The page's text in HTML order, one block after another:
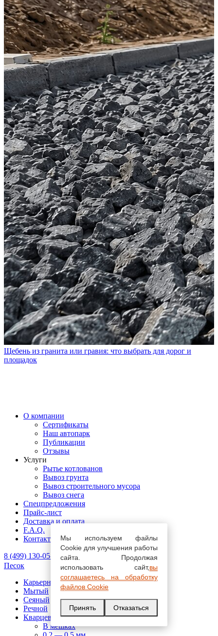
Щебень из гранита или гравия: что выбрать для дорог и
площадок
О компании
Сертификаты
Наш автопарк
Публикации
Отзывы
Услуги
Рытье котлованов
Вывоз грунта
Вывоз строительного мусора
Вывоз снега
Спецпредложения
Прайс-лист
Доставка и оплата
F.A.Q.
Контакты
8 (499) 130-05-78 Онлайн заказ
Песок
Карьерный
Мытый
Сеяный
Речной
Кварцевый
В мешках
Мы используем файлы
Cookie для улучшения работы
сайта. Продолжая
использовать сайт,вы
соглашаетесь на обработку
файлов Cookie
Принять Отказаться